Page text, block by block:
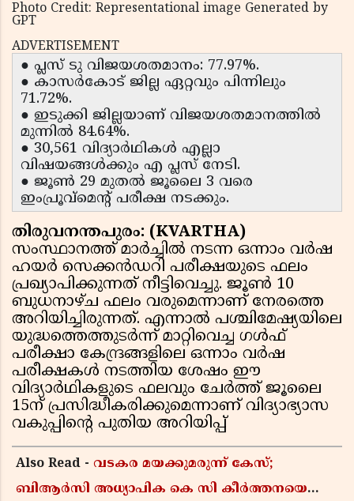
Photo Credit: Representational image Generated by
GPT
ADVERTISEMENT
● പ്ലസ് ടു വിജയശതമാനം: 77.97%.
● കാസർകോട് ജില്ല ഏറ്റവും പിന്നിലും
71.72%.
● ഇടുക്കി ജില്ലയാണ് വിജയശതമാനത്തിൽ
മുന്നിൽ 84.64%.
● 30,561 വിദ്യാർഥികൾ എല്ലാ
വിഷയങ്ങൾക്കും എ പ്ലസ് നേടി.
● ജൂൺ 29 മുതൽ ജൂലൈ 3 വരെ
ഇംപ്രൂവ്മെന്റ് പരീക്ഷ നടക്കും.
തിരുവനന്തപുരം: (KVARTHA)
സംസ്ഥാനത്ത് മാർച്ചിൽ നടന്ന ഒന്നാം വർഷ
ഹയർ സെക്കൻഡറി പരീക്ഷയുടെ ഫലം
പ്രഖ്യാപിക്കുന്നത് നീട്ടിവെച്ചു. ജൂൺ 10
ബുധനാഴ്ച ഫലം വരുമെന്നാണ് നേരത്തെ
അറിയിച്ചിരുന്നത്. എന്നാൽ പശ്ചിമേഷ്യയിലെ
യുദ്ധത്തെത്തുടർന്ന് മാറ്റിവെച്ച ഗൾഫ്
പരീക്ഷാ കേന്ദ്രങ്ങളിലെ ഒന്നാം വർഷ
പരീക്ഷകൾ നടത്തിയ ശേഷം ഈ
വിദ്യാർഥികളുടെ ഫലവും ചേർത്ത് ജൂലൈ
15ന് പ്രസിദ്ധീകരിക്കുമെന്നാണ് വിദ്യാഭ്യാസ
വകുപ്പിന്റെ പുതിയ അറിയിപ്പ്
Also Read - വടകര മയക്കുമരുന്ന് കേസ്;
ബിആർസി അധ്യാപിക കെ സി കീർത്തനയെ